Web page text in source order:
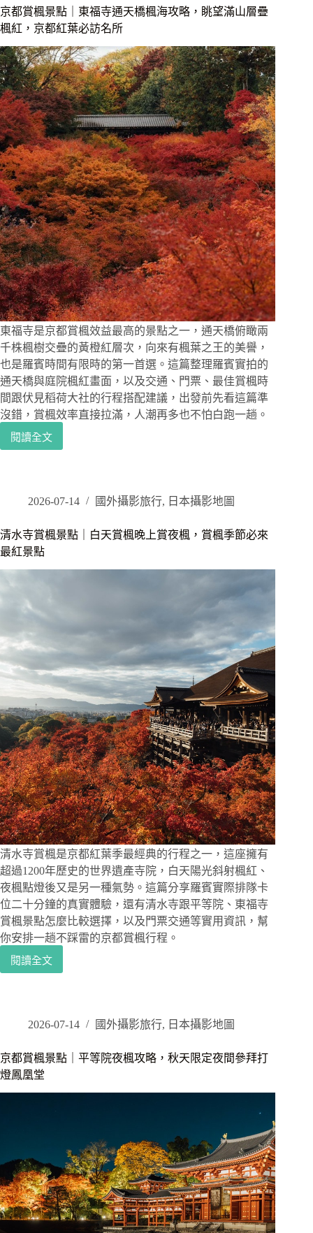
｜
相
鐵
FRESA
INN
清
水
五
條，
步
行
直
達
祇
園、
性
價
比
十
足
的
商
務
旅
館
心
得
京都賞楓景點｜東福寺通天橋楓海攻略，眺望滿山層疊
楓紅，京都紅葉必訪名所
東福寺是京都賞楓效益最高的景點之一，通天橋俯瞰兩
千株楓樹交疊的黃橙紅層次，向來有楓葉之王的美譽，
也是羅賓時間有限時的第一首選。這篇整理羅賓實拍的
通天橋與庭院楓紅畫面，以及交通、門票、最佳賞楓時
間跟伏見稻荷大社的行程搭配建議，出發前先看這篇準
沒錯，賞楓效率直接拉滿，人潮再多也不怕白跑一趟。
閱讀全文
京
景
｜
東
福
天
橋
楓
海
略，
望
滿
山
層
疊
楓
紅，
京
都
紅
葉
必
訪
名
所
2026-07-14 國外攝影旅行, 日本攝影地圖
清水寺賞楓景點｜白天賞楓晚上賞夜楓，賞楓季節必來
最紅景點
清水寺賞楓是京都紅葉季最經典的行程之一，這座擁有
超過1200年歷史的世界遺產寺院，白天陽光斜射楓紅、
夜楓點燈後又是另一種氣勢。這篇分享羅賓實際排隊卡
位二十分鐘的真實體驗，還有清水寺跟平等院、東福寺
賞楓景點怎麼比較選擇，以及門票交通等實用資訊，幫
你安排一趟不踩雷的京都賞楓行程。
閱讀全文
清
楓
點
｜
白
上
賞
夜
楓，
賞
2026-07-14 國外攝影旅行, 日本攝影地圖
京都賞楓景點｜平等院夜楓攻略，秋天限定夜間參拜打
燈鳳凰堂